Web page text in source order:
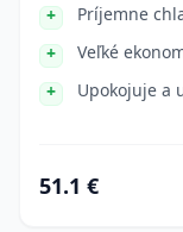
Príjemne
Veľké
Upokojuje a
51.1 €